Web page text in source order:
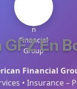
En
Financial
• Insurance –